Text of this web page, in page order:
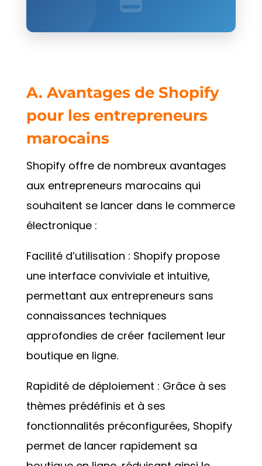
A. Avantages de Shopify
pour les entrepreneurs
marocains
Shopify offre de nombreux avantages
aux entrepreneurs marocains qui
souhaitent se lancer dans le commerce
électronique :
Facilité d’utilisation : Shopify propose
une interface conviviale et intuitive,
permettant aux entrepreneurs sans
connaissances techniques
approfondies de créer facilement leur
boutique en ligne.
Rapidité de déploiement : Grâce à ses
thèmes prédéfinis et à ses
fonctionnalités préconfigurées, Shopify
permet de lancer rapidement sa